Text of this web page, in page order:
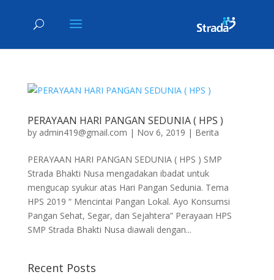
PERAYAAN HARI PANGAN SEDUNIA ( HPS )
by admin419@gmail.com | Nov 6, 2019 | Berita
PERAYAAN HARI PANGAN SEDUNIA ( HPS ) SMP
Strada Bhakti Nusa mengadakan ibadat untuk
mengucap syukur atas Hari Pangan Sedunia. Tema
HPS 2019 “ Mencintai Pangan Lokal. Ayo Konsumsi
Pangan Sehat, Segar, dan Sejahtera” Perayaan HPS
SMP Strada Bhakti Nusa diawali dengan...
Recent Posts